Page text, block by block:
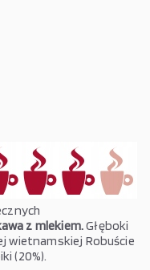
z mlekiem.Głęboki
wietnamskiej Robuście
(20%).